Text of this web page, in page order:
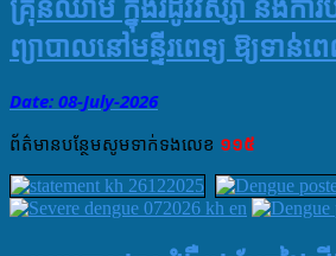
ព្យាបាលនៅមន្ទីរពេទ្យ ឱ្យទាន់ព
Date: 08-July-2026
ព័ត៌មាន​បន្ថែម​សូម​ទាក់ទង​លេខ​ ១១៥